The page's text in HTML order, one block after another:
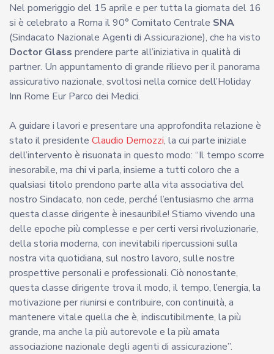
Nel pomeriggio del 15 aprile e per tutta la giornata del 16
si è celebrato a Roma il 90° Comitato Centrale SNA
(Sindacato Nazionale Agenti di Assicurazione), che ha visto
Doctor Glass prendere parte all’iniziativa in qualità di
partner. Un appuntamento di grande rilievo per il panorama
assicurativo nazionale, svoltosi nella cornice dell’Holiday
Inn Rome Eur Parco dei Medici.
A guidare i lavori e presentare una approfondita relazione è
stato il presidente Claudio Demozzi, la cui parte iniziale
dell’intervento è risuonata in questo modo: “Il tempo scorre
inesorabile, ma chi vi parla, insieme a tutti coloro che a
qualsiasi titolo prendono parte alla vita associativa del
nostro Sindacato, non cede, perché l’entusiasmo che arma
questa classe dirigente è inesauribile! Stiamo vivendo una
delle epoche più complesse e per certi versi rivoluzionarie,
della storia moderna, con inevitabili ripercussioni sulla
nostra vita quotidiana, sul nostro lavoro, sulle nostre
prospettive personali e professionali. Ciò nonostante,
questa classe dirigente trova il modo, il tempo, l’energia, la
motivazione per riunirsi e contribuire, con continuità, a
mantenere vitale quella che è, indiscutibilmente, la più
grande, ma anche la più autorevole e la più amata
associazione nazionale degli agenti di assicurazione”.